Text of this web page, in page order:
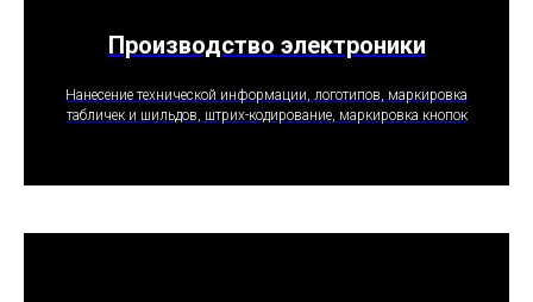
Производство электроники
Нанесение технической информации, логотипов, маркировка
табличек и шильдов, штрих-кодирование, маркировка кнопок
ПОЛУЧИТЬ ПРЕДЛОЖЕНИЕ